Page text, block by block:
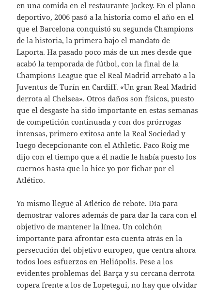
en una comida en el restaurante Jockey. En el plano
deportivo, 2006 pasó a la historia como el año en el
que el Barcelona conquistó su segunda Champions
de la historia, la primera bajo el mandato de
Laporta. Ha pasado poco más de un mes desde que
acabó la temporada de fútbol, con la final de la
Champions League que el Real Madrid arrebató a la
Juventus de Turín en Cardiff. «Un gran Real Madrid
derrota al Chelsea». Otros daños son físicos, puesto
que el desgaste ha sido importante en estas semanas
de competición continuada y con dos prórrogas
intensas, primero exitosa ante la Real Sociedad y
luego decepcionante con el Athletic. Paco Roig me
dijo con el tiempo que a él nadie le había puesto los
cuernos hasta que lo hice yo por fichar por el
Atlético.
Yo mismo llegué al Atlético de rebote. Día para
demostrar valores además de para dar la cara con el
objetivo de mantener la línea. Un colchón
importante para afrontar esta cuenta atrás en la
persecución del objetivo europeo, que centra ahora
todos loes esfuerzos en Heliópolis. Pese a los
evidentes problemas del Barça y su cercana derrota
copera frente a los de Lopetegui, no hay que olvidar